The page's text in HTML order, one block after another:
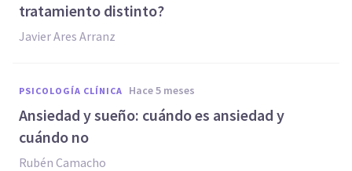
tratamiento distinto?
Javier Ares Arranz
PSICOLOGÍA CLÍNICA hace 5 meses
Ansiedad y sueño: cuándo es ansiedad y
cuándo no
Rubén Camacho